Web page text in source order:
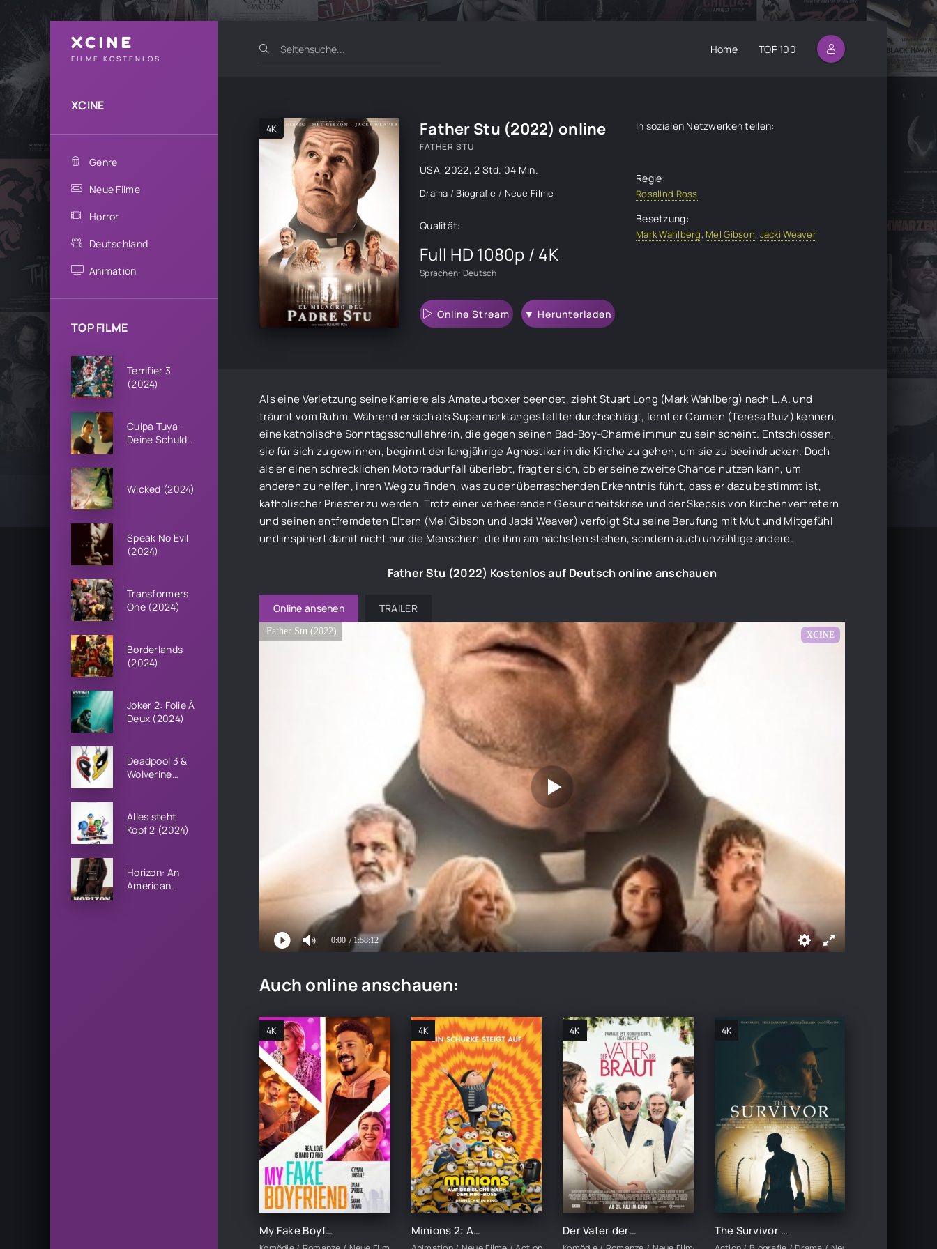
XCINE
FILME KOSTENLOS
Home TOP 100
XCINE
Genre
Neue Filme
Horror
Deutschland
Animation
TOP FILME
Terrifier 3
(2024)
Culpa Tuya -
Deine Schuld
Wicked (2024)
Speak No Evil
(2024)
Transformers
One (2024)
Borderlands
(2024)
Joker 2: Folie À
Deux (2024)
Deadpool 3 &
Wolverine
Alles steht
Kopf 2 (2024)
Horizon: An
American
4K Father Stu (2022) online
FATHER STU
USA,2022, 2 Std. 04 Min.
Drama / Biografie / Neue Filme
Qualität:
Full HD 1080p / 4K
Sprachen: Deutsch
Online Stream ▼ Herunterladen
In sozialen Netzwerken teilen:
Regie:
Rosalind Ross
Besetzung:
Mark Wahlberg, Mel Gibson, Jacki Weaver
Als eine Verletzung seine Karriere als Amateurboxer beendet, zieht Stuart Long (Mark Wahlberg) nach L.A. und
träumt vom Ruhm. Während er sich als Supermarktangestellter durchschlägt, lernt er Carmen (Teresa Ruiz) kennen,
eine katholische Sonntagsschullehrerin, die gegen seinen Bad-Boy-Charme immun zu sein scheint. Entschlossen,
sie für sich zu gewinnen, beginnt der langjährige Agnostiker in die Kirche zu gehen, um sie zu beeindrucken. Doch
als er einen schrecklichen Motorradunfall überlebt, fragt er sich, ob er seine zweite Chance nutzen kann, um
anderen zu helfen, ihren Weg zu finden, was zu der überraschenden Erkenntnis führt, dass er dazu bestimmt ist,
katholischer Priester zu werden. Trotz einer verheerenden Gesundheitskrise und der Skepsis von Kirchenvertretern
und seinen entfremdeten Eltern (Mel Gibson und Jacki Weaver) verfolgt Stu seine Berufung mit Mut und Mitgefühl
und inspiriert damit nicht nur die Menschen, die ihm am nächsten stehen, sondern auch unzählige andere.
Father Stu (2022) Kostenlos auf Deutsch online anschauen
Online ansehen TRAILER
Father Stu (2022)
0:00 / 1:58:12
XCINE
Auch online anschauen:
4K
My Fake Boyfriend (2022)
4K
Minions 2: Auf der Suche nach dem Mini-Boss (2022)
4K
Der Vater der Braut (2022)
4K
The Survivor (2022)